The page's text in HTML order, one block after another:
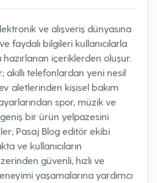
ve alışveriş dünyasına
faydalı bilgileri kullanıcılarla
içeriklerden oluşur.
akıllı telefonlardan yeni nesil
aletlerinden kişisel bakım
spor, müzik ve
bir ürün yelpazesini
Pasaj Blog editör ekibi
ve kullanıcıların
güvenli, hızlı ve
yaşamalarına yardımcı